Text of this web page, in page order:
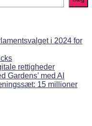
i 2024 for
rettigheder
Gardens’ med AI
15 millioner